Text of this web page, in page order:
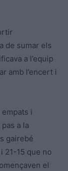
de sumar els
a l’equip
amb l’encert i
i
a la
gairebé
21-15 que no
el